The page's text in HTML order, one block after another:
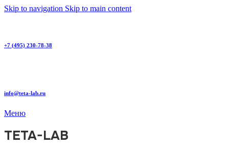
Skip to navigation Skip to main content
+7 (495) 230-78-38
info@teta-lab.ru
Меню
TETA-LAB